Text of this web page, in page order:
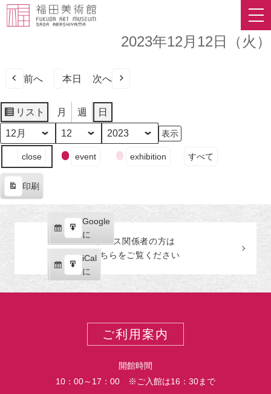
2023年12月12日（火）
前へ 本日 次へ
リスト
表
示
月 週 日
月
日
年
ン
の
カ
テ
ゴ
close event exhibition すべて
印刷
示
Google
で
購
読
iCal
で
購
読
Google
に
エ
ク
ス
ポ
iCal
に
エ
ク
プレス関係者の方は
こちらをご覧ください
ご利用案内
開館時間
10：00～17：00 ※ご入館は16：30まで